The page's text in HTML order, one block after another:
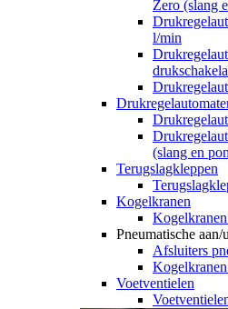
Zero (slang
l/min
(slang en
Terugslagkleppen
Kogelkranen
Pneumatische
Afsluiters
Voetventielen